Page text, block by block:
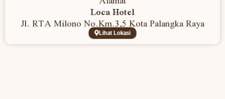
Loca Hotel
Jl. RTA Milono No.Km.3,5 Kota Palangka Raya
Lihat Lokasi